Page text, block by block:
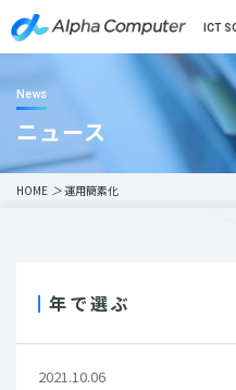
ICT
News
ニュース
HOME ＞運用簡素化
年で選ぶ
2021.10.06